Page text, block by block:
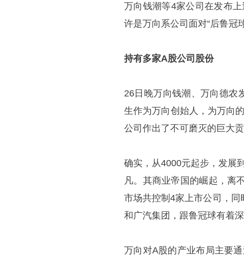
万向钱潮等4家公司在发布
许是万向系公司面对“后鲁冠
持有多家A股公司股份
26日晚万向钱潮、万向德农
生作为万向创始人，为万向
公司作出了不可磨灭的巨大
确实，从4000元起步，发展
凡。其商业帝国的崛起，离
市场共控制4家上市公司，
和广汽集团，跟鲁冠球有着
万向对A股的产业布局主要